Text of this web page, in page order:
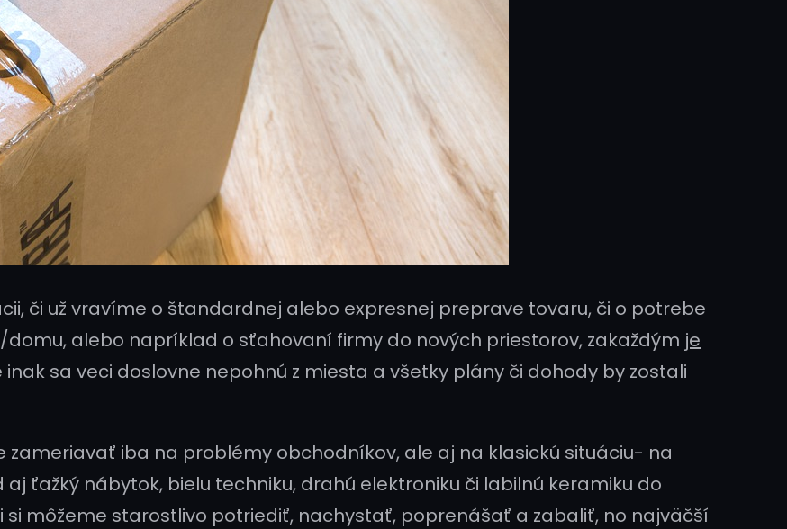
či už vravíme o štandardnej alebo expresnej preprave tovaru, či o potrebe
alebo napríklad o sťahovaní firmy do nových priestorov, zakaždým je
inak sa veci doslovne nepohnú z miesta a všetky plány či dohody by zostali
iba na problémy obchodníkov, ale aj na klasickú situáciu- na
ťažký nábytok, bielu techniku, drahú elektroniku či labilnú keramiku do
si môžeme starostlivo potriediť, nachystať, poprenášať a zabaliť, no najväčší